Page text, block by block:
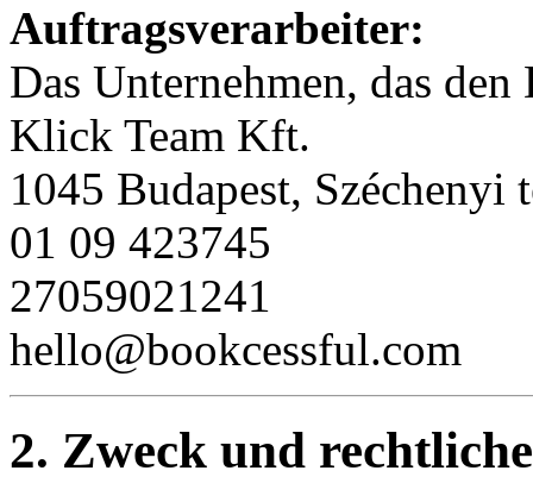
Auftragsverarbeiter:
Das Unternehmen, das
Klick Team Kft.
1045 Budapest, Széchenyi
01 09 423745
27059021241
hello@bookcessful.com
2. Zweck und